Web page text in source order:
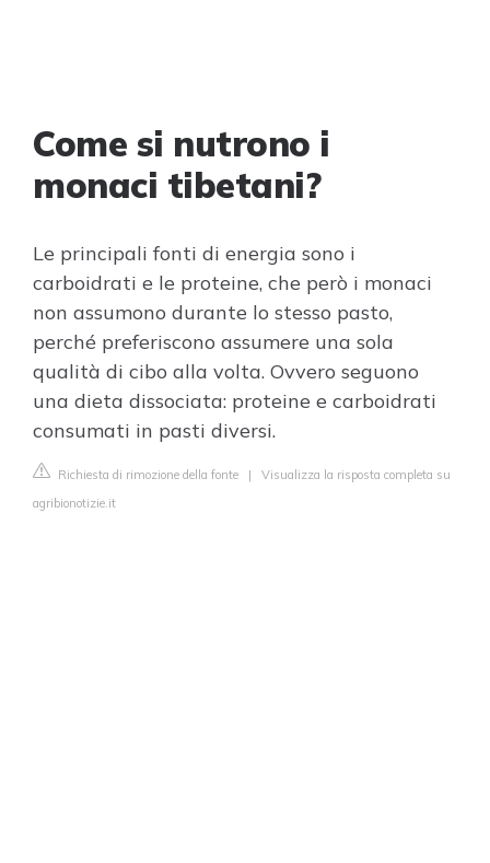
Come si nutrono i
monaci tibetani?
Le principali fonti di energia sono i
carboidrati e le proteine, che però i monaci
non assumono durante lo stesso pasto,
perché preferiscono assumere una sola
qualità di cibo alla volta. Ovvero seguono
una dieta dissociata: proteine e carboidrati
consumati in pasti diversi.
Richiesta di rimozione della fonte | Visualizza la risposta completa su
agribionotizie.it